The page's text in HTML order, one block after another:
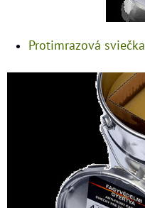
Protimrazová sviečka